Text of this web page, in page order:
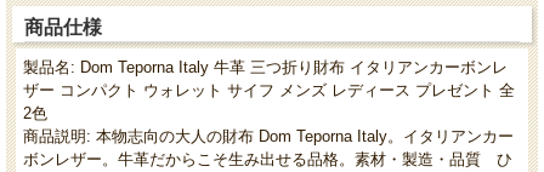
商品仕様
製品名: Dom Teporna Italy 牛革 三つ折り財布 イタリアンカーボンレ
ザー コンパクト ウォレット サイフ メンズ レディース プレゼント 全
2色
商品説明: 本物志向の大人の財布 Dom Teporna Italy。イタリアンカー
ボンレザー。牛革だからこそ生み出せる品格。素材・製造・品質 ひ